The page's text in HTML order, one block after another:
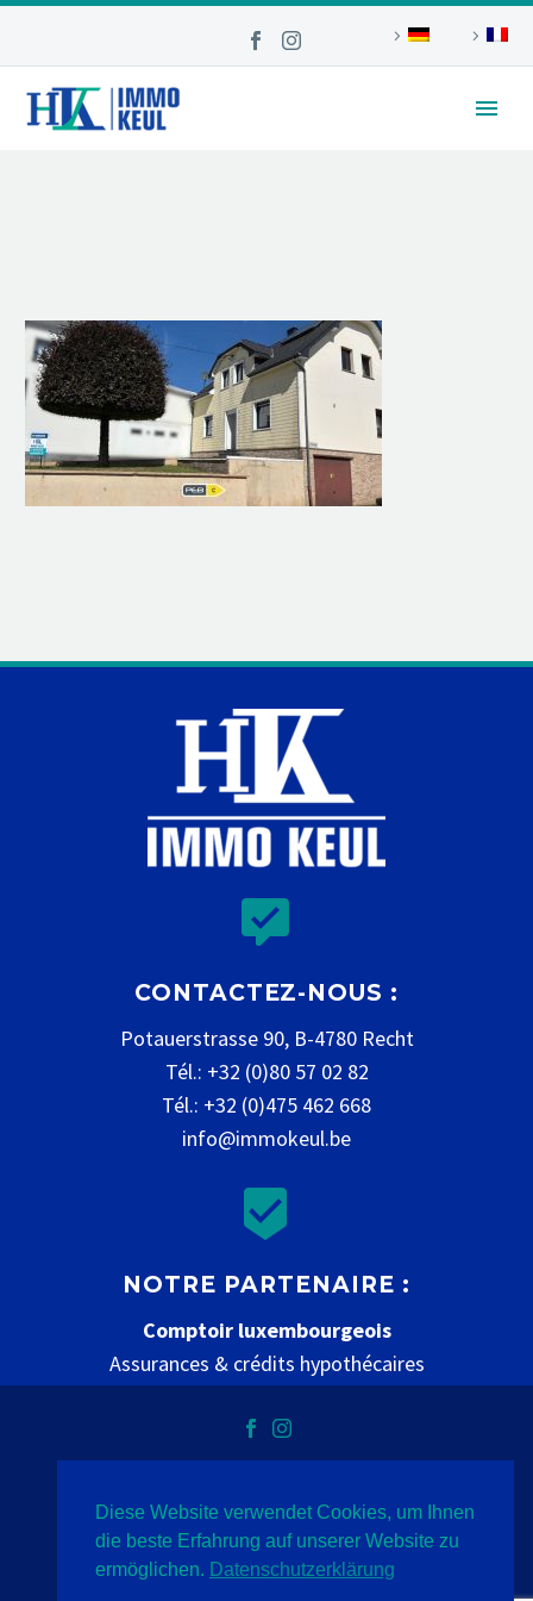


CONTACTEZ-NOUS :
Potauerstrasse 90, B-4780 Recht
Tél.: +32 (0)80 57 02 82
Tél.: +32 (0)475 462 668
info@immokeul.be


NOTRE PARTENAIRE :
Comptoir luxembourgeois
Assurances & crédits hypothécaires
Datenschutz Impressum Kontakt
Diese Website verwendet Cookies, um Ihnen
die beste Erfahrung auf unserer Website zu
ermöglichen. Datenschutzerklärung